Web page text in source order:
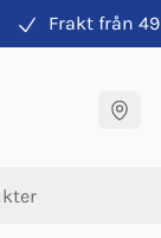
Frakt från
Samma pris